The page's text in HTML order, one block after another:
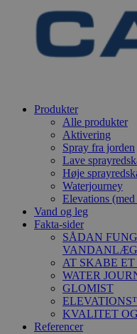
Produkter
Alle produkter
Aktivering
Spray fra jorden
Lave
Høje
Waterjourney
Elevations
Vand og leg
Fakta-sider
SÅDAN
VANDANLÆG
AT SKABE
WATER
GLOMIST
KVALITET
Referencer